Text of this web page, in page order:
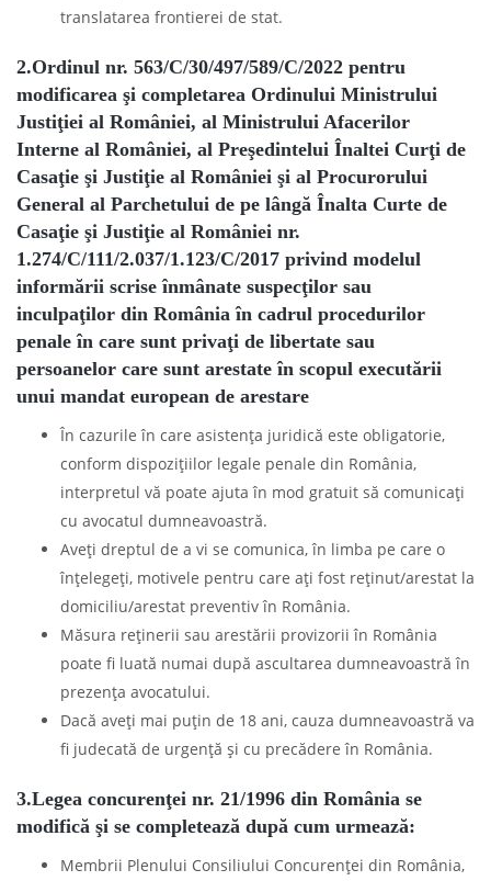
translatarea frontierei de stat.
2.Ordinul nr. 563/C/30/497/589/C/2022 pentru
modificarea şi completarea Ordinului Ministrului
Justiţiei al României, al Ministrului Afacerilor
Interne al României, al Preşedintelui Înaltei Curţi de
Casaţie şi Justiţie al României şi al Procurorului
General al Parchetului de pe lângă Înalta Curte de
Casaţie şi Justiţie al României nr.
1.274/C/111/2.037/1.123/C/2017 privind modelul
informării scrise înmânate suspecţilor sau
inculpaţilor din România în cadrul procedurilor
penale în care sunt privaţi de libertate sau
persoanelor care sunt arestate în scopul executării
unui mandat european de arestare
În cazurile în care asistenţa juridică este obligatorie,
conform dispozițiilor legale penale din România,
interpretul vă poate ajuta în mod gratuit să comunicaţi
cu avocatul dumneavoastră.
Aveţi dreptul de a vi se comunica, în limba pe care o
înţelegeţi, motivele pentru care aţi fost reţinut/arestat la
domiciliu/arestat preventiv în România.
Măsura reţinerii sau arestării provizorii în România
poate fi luată numai după ascultarea dumneavoastră în
prezenţa avocatului.
Dacă aveţi mai puţin de 18 ani, cauza dumneavoastră va
fi judecată de urgenţă şi cu precădere în România.
3.Legea concurenţei nr. 21/1996 din România se
modifică şi se completează după cum urmează:
Membrii Plenului Consiliului Concurenţei din România,